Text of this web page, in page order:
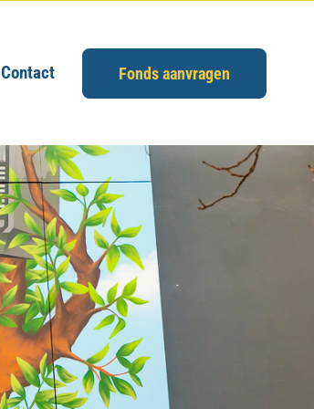
Contact Fonds aanvragen